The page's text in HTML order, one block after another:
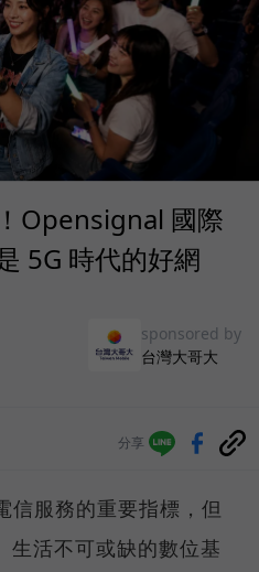
Opensignal 國際
5G 時代的好網
sponsored by
台灣大哥大
分享
信服務的重要指標，但
生活不可或缺的數位基